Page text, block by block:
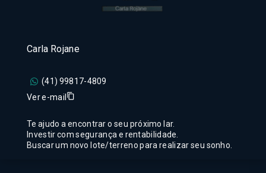
Carla Rojane
(41) 99817-4809
Ver e-mail
Te ajudo a encontrar o seu próximo lar.
Investir com segurança e rentabilidade.
Buscar um novo lote/terreno para realizar seu sonho.